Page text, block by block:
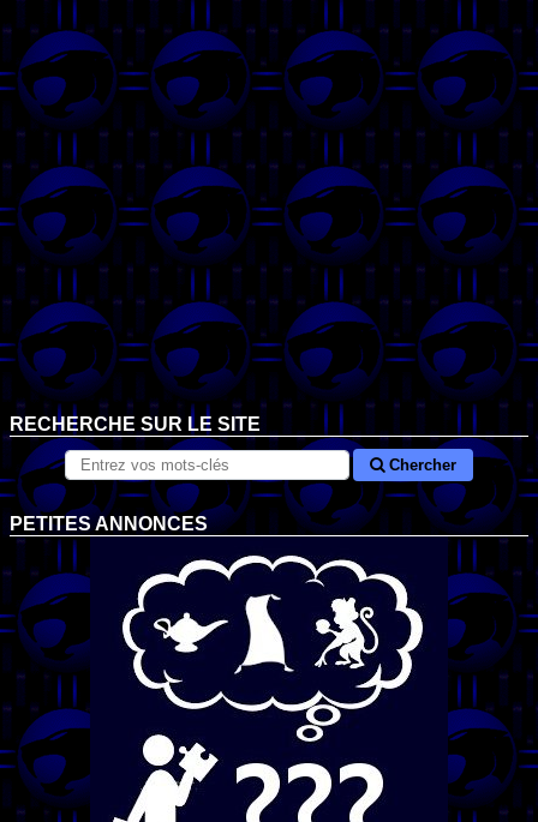
RECHERCHE SUR LE SITE
Chercher
PETITES ANNONCES